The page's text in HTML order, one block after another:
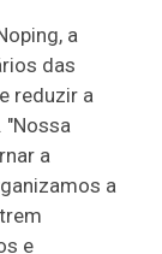
a
das
reduzir a
a
a
e